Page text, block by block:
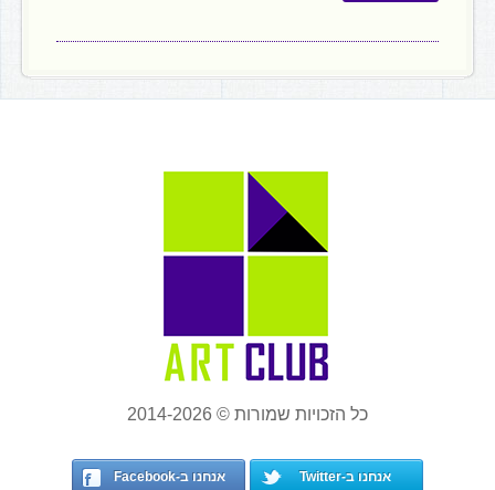
כל הזכויות שמורות © 2014-2026
אנחנו ב-Twitter אנחנו ב-Facebook